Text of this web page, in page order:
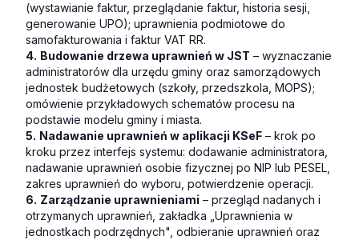
(wystawianie faktur, przeglądanie faktur, historia sesji,
generowanie UPO); uprawnienia podmiotowe do
samofakturowania i faktur VAT RR.
4. Budowanie drzewa uprawnień w JST – wyznaczanie
administratorów dla urzędu gminy oraz samorządowych
jednostek budżetowych (szkoły, przedszkola, MOPS);
omówienie przykładowych schematów procesu na
podstawie modelu gminy i miasta.
5. Nadawanie uprawnień w aplikacji KSeF – krok po
kroku przez interfejs systemu: dodawanie administratora,
nadawanie uprawnień osobie fizycznej po NIP lub PESEL,
zakres uprawnień do wyboru, potwierdzenie operacji.
6. Zarządzanie uprawnieniami – przegląd nadanych i
otrzymanych uprawnień, zakładka „Uprawnienia w
jednostkach podrzędnych", odbieranie uprawnień oraz